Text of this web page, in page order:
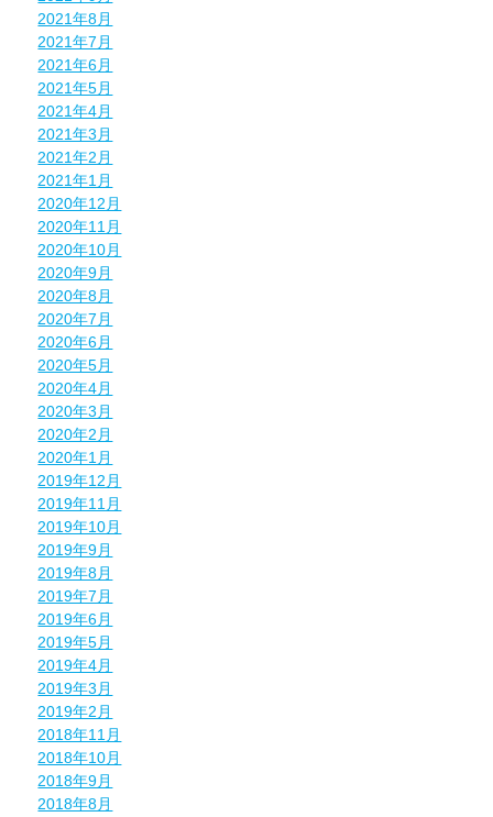
2021年8月
2021年7月
2021年6月
2021年5月
2021年4月
2021年3月
2021年2月
2021年1月
2020年12月
2020年11月
2020年10月
2020年9月
2020年8月
2020年7月
2020年6月
2020年5月
2020年4月
2020年3月
2020年2月
2020年1月
2019年12月
2019年11月
2019年10月
2019年9月
2019年8月
2019年7月
2019年6月
2019年5月
2019年4月
2019年3月
2019年2月
2018年11月
2018年10月
2018年9月
2018年8月